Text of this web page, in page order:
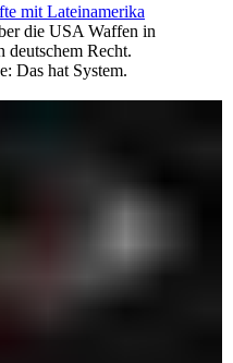
mit Lateinamerika
die USA Waffen in
deutschem Recht.
Das hat System.